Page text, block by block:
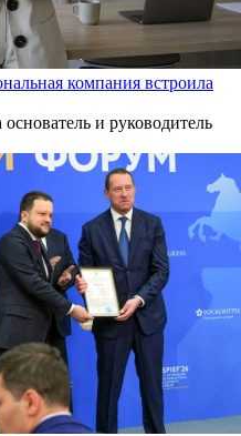
компания встроила
и руководитель